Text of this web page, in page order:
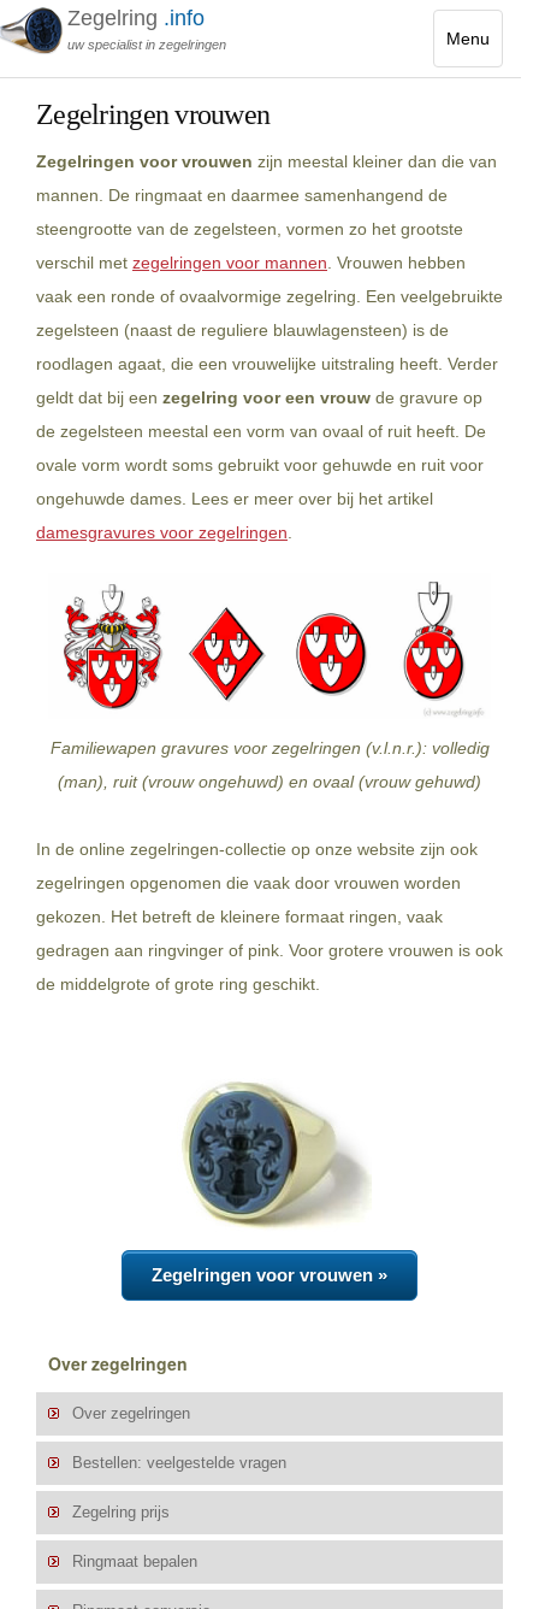
Menu
Toggle
Zegelring .info
uw specialist in zegelringen
Zegelringen vrouwen
Zegelringen voor vrouwen zijn meestal kleiner dan die van
mannen. De ringmaat en daarmee samenhangend de
steengrootte van de zegelsteen, vormen zo het grootste
verschil met zegelringen voor mannen . Vrouwen hebben
vaak een ronde of ovaalvormige zegelring. Een veelgebruikte
zegelsteen (naast de reguliere blauwlagensteen) is de
roodlagen agaat, die een vrouwelijke uitstraling heeft. Verder
geldt dat bij een zegelring voor een vrouw de gravure op
de zegelsteen meestal een vorm van ovaal of ruit heeft. De
ovale vorm wordt soms gebruikt voor gehuwde en ruit voor
ongehuwde dames. Lees er meer over bij het artikel
damesgravures voor zegelringen
Familiewapen gravures voor zegelringen (v.l.n.r.): volledig
(man), ruit (vrouw ongehuwd) en ovaal (vrouw gehuwd)
In de online zegelringen-collectie op onze website zijn ook
zegelringen opgenomen die vaak door vrouwen worden
gekozen. Het betreft de kleinere formaat ringen, vaak
gedragen aan ringvinger of pink. Voor grotere vrouwen is ook
de middelgrote of grote ring geschikt.
Zegelringen voor vrouwen »
Over zegelringen
Over zegelringen
Bestellen: veelgestelde vragen
Zegelring prijs
Ringmaat bepalen